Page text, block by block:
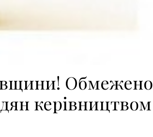
Обмежено
керівництвом